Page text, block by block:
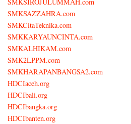
SMKSAZZAHRA.com
SMKCitaTeknika.com
SMKKARYAUNCINTA.com
SMKALHIKAM.com
SMK2LPPM.com
SMKHARAPANBANGSA2.com
HDCIaceh.org
HDCIbali.org
HDCIbangka.org
HDCIbanten.org